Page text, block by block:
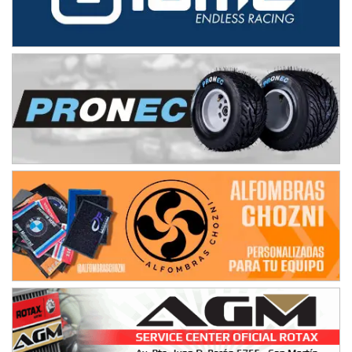
08/09-AGO
Ramiro Tot (Asfalto)
Baradero (Buenos Aires)
KDO - F6
Ciudad de Trenque Lauquen (Asfalto)
Trenque Lauquen (Buenos Aires)
ENTRERRIANO - F6 (POSTERGADA)
Parque de la Velocidad (Asfalto)
VICTORIENSE - F7
El Cerro (Tierra)
Victoria (Entre Ríos)
PATAGONICO - F6
Gral. E. Godoy (Río Negro)
CSK - F7
Juventud Unida (Tierra)